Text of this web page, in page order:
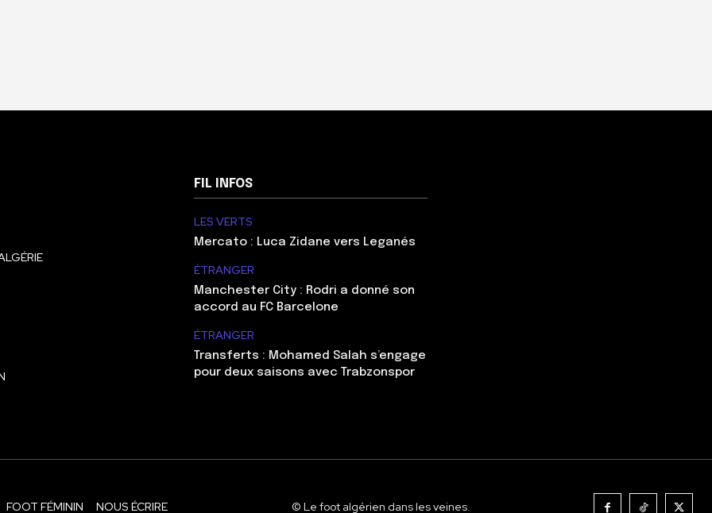
FIL INFOS
LES VERTS
Mercato : Luca Zidane vers Leganés
ÉTRANGER
Manchester City : Rodri a donné son
accord au FC Barcelone
ÉTRANGER
Transferts : Mohamed Salah s’engage
pour deux saisons avec Trabzonspor
FOOT FÉMININ NOUS ÉCRIRE © Le foot algérien dans les veines.